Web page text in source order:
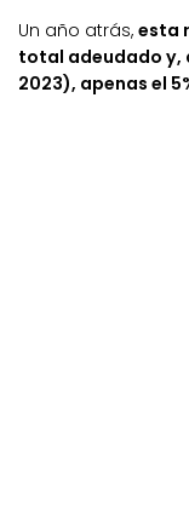
Un año atrás, esta
total adeudado y,
2023), apenas el